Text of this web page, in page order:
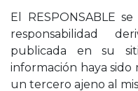
El RESPONSABLE
responsabilidad
publicada en su
información haya
un tercero ajeno al